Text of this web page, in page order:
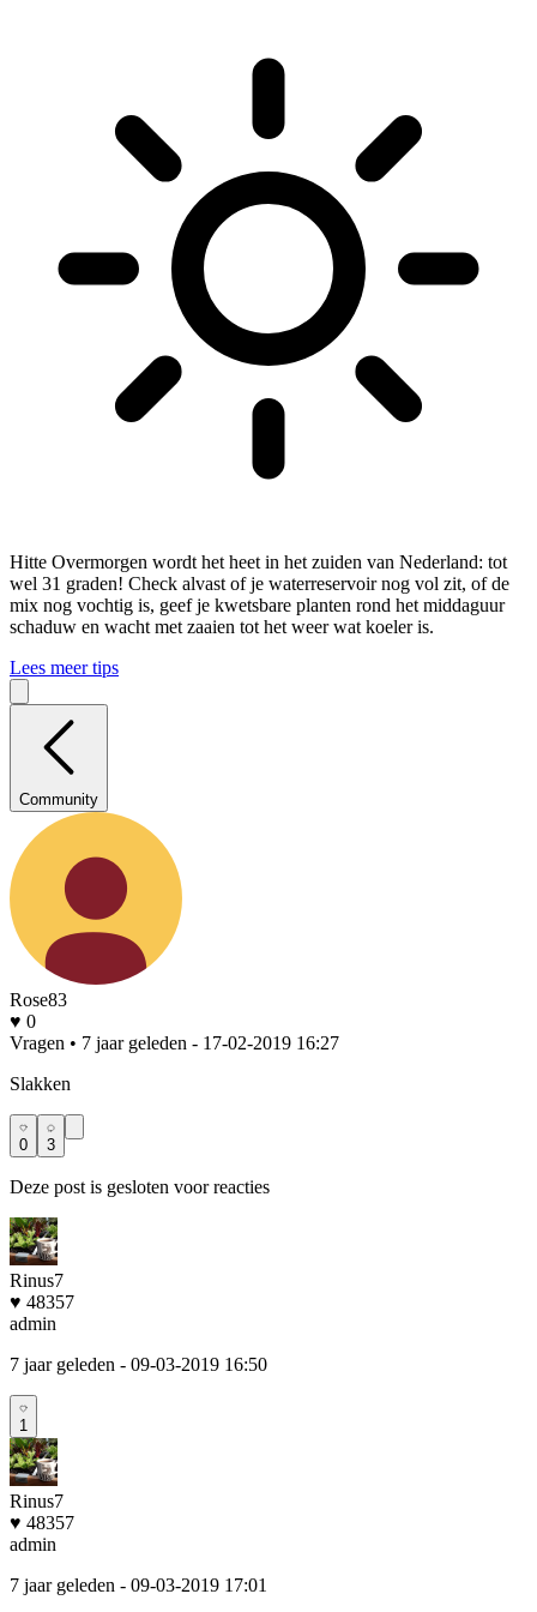
Hitte Overmorgen wordt het heet in het zuiden van Nederland: tot
wel 31 graden! Check alvast of je waterreservoir nog vol zit, of de
mix nog vochtig is, geef je kwetsbare planten rond het middaguur
schaduw en wacht met zaaien tot het weer wat koeler is.
Lees meer tips
Community
Rose83
♥ 0
Vragen • 7 jaar geleden - 17-02-2019 16:27
Slakken
0 3
Deze post is gesloten voor reacties
Rinus7
♥ 48357
admin
7 jaar geleden - 09-03-2019 16:50
1
Rinus7
♥ 48357
admin
7 jaar geleden - 09-03-2019 17:01